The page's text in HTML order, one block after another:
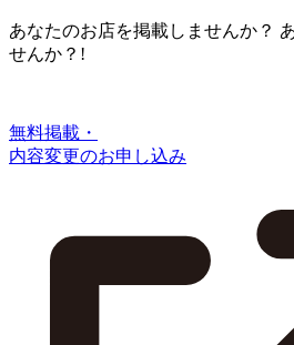
あなたのお店を掲載しませんか？
せんか？!
無料掲載・
内容変更のお申し込み